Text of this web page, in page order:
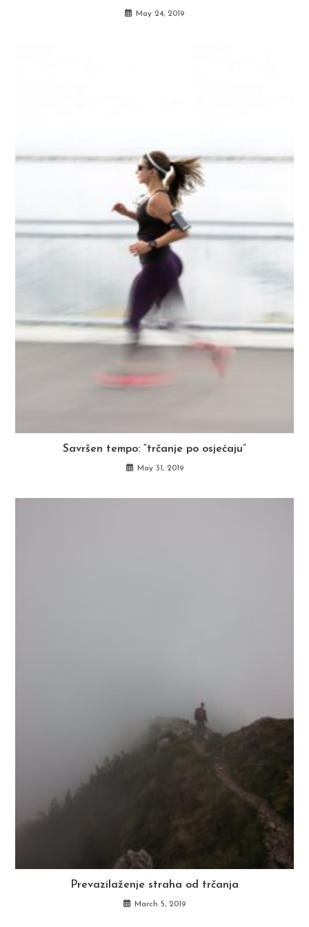
May 24, 2019
Savršen tempo: “trčanje po osjećaju”
May 31, 2019
Prevazilaženje straha od trčanja
March 5, 2019